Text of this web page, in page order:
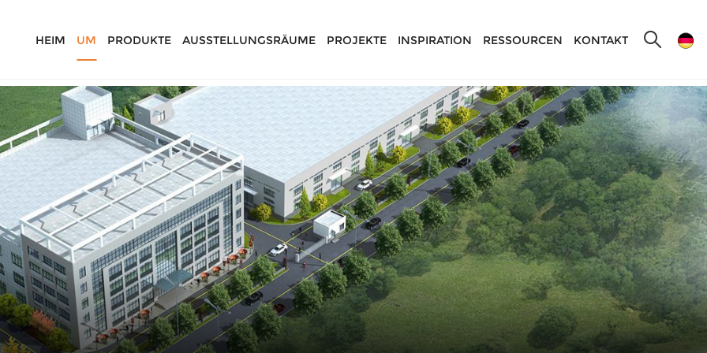
HEIM UM PRODUKTE AUSSTELLUNGSRÄUME PROJEKTE INSPIRATION RESSOURCEN KONTAKT